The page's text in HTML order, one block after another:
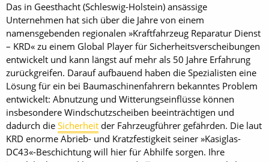
Das in Geesthacht (Schleswig-Holstein) ansässige
Unternehmen hat sich über die Jahre von einem
namensgebenden regionalen »Kraftfahrzeug Reparatur Dienst
– KRD« zu einem Global Player für Sicherheitsverscheibungen
entwickelt und kann längst auf mehr als 50 Jahre Erfahrung
zurückgreifen. Darauf aufbauend haben die Spezialisten eine
Lösung für ein bei Baumaschinenfahrern bekanntes Problem
entwickelt: Abnutzung und Witterungseinflüsse können
insbesondere Windschutzscheiben beeinträchtigen und
dadurch die Sicherheit der Fahrzeugführer gefährden. Die laut
KRD enorme Abrieb- und Kratzfestigkeit seiner »Kasiglas-
DC43«-Beschichtung will hier für Abhilfe sorgen. Ihre